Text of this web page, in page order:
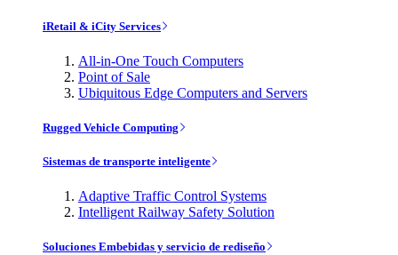
iRetail & iCity Services
All-in-One Touch Computers
Point of Sale
Ubiquitous Edge Computers and Servers
Rugged Vehicle Computing
Sistemas de transporte inteligente
Adaptive Traffic Control Systems
Intelligent Railway Safety Solution
Soluciones Embebidas y servicio de rediseño